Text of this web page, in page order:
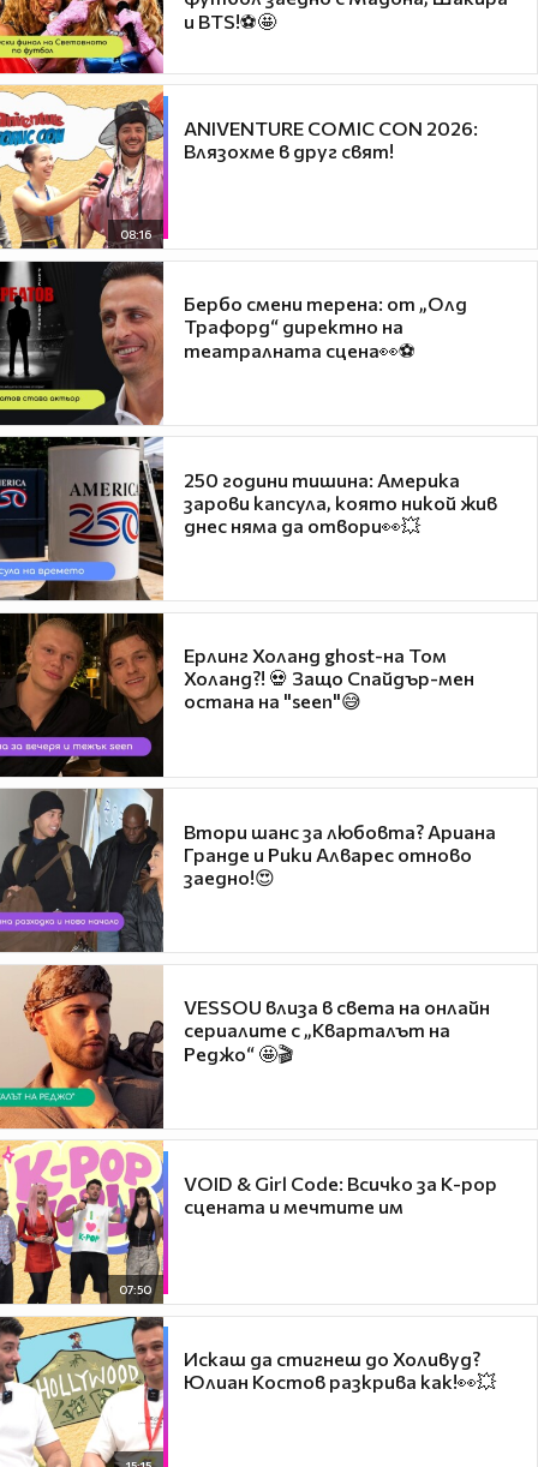
и BTS!⚽🤩
08:16
ANIVENTURE COMIC CON 2026:
Влязохме в друг свят!
Бербо смени терена: от „Олд
Трафорд“ директно на
театралната сцена👀⚽
250 години тишина: Америка
зарови капсула, която никой жив
днес няма да отвори👀💥
Ерлинг Холанд ghost-на Том
Холанд?! 💀 Защо Спайдър-мен
остана на "seen"😅
Втори шанс за любовта? Ариана
Гранде и Рики Алварес отново
заедно!😍
VESSOU влиза в света на онлайн
сериалите с „Кварталът на
Реджо“ 🤩🎬
07:50
VOID & Girl Code: Всичко за K-pop
сцената и мечтите им
Искаш да стигнеш до Холивуд?
Юлиан Костов разкрива как!👀💥